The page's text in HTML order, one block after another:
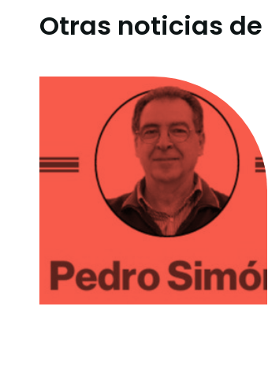
Otras noticias